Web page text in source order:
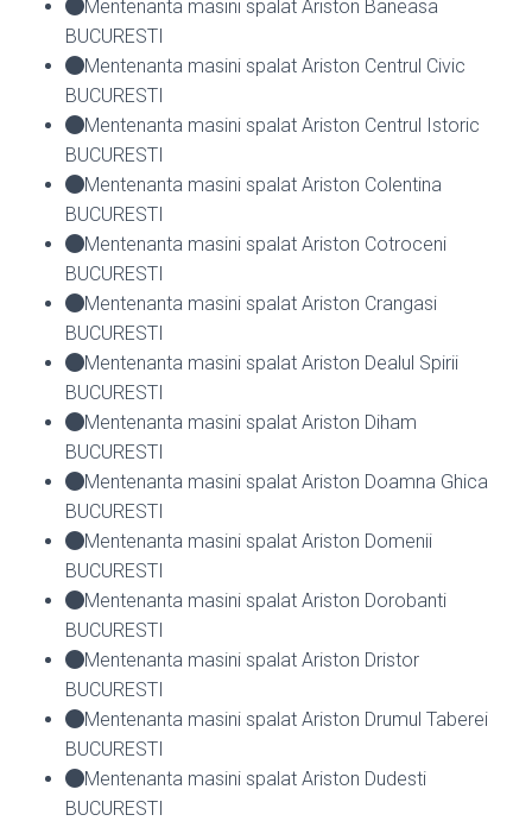
Mentenanta masini spalat Ariston Baneasa
BUCURESTI
Mentenanta masini spalat Ariston Centrul Civic
BUCURESTI
Mentenanta masini spalat Ariston Centrul Istoric
BUCURESTI
Mentenanta masini spalat Ariston Colentina
BUCURESTI
Mentenanta masini spalat Ariston Cotroceni
BUCURESTI
Mentenanta masini spalat Ariston Crangasi
BUCURESTI
Mentenanta masini spalat Ariston Dealul Spirii
BUCURESTI
Mentenanta masini spalat Ariston Diham
BUCURESTI
Mentenanta masini spalat Ariston Doamna Ghica
BUCURESTI
Mentenanta masini spalat Ariston Domenii
BUCURESTI
Mentenanta masini spalat Ariston Dorobanti
BUCURESTI
Mentenanta masini spalat Ariston Dristor
BUCURESTI
Mentenanta masini spalat Ariston Drumul Taberei
BUCURESTI
Mentenanta masini spalat Ariston Dudesti
BUCURESTI